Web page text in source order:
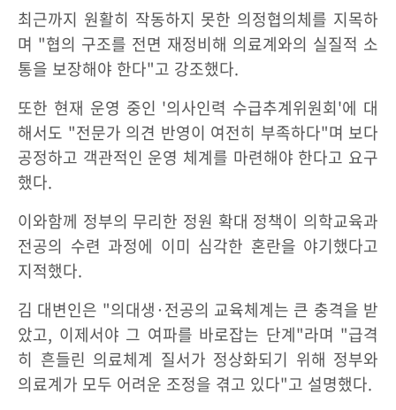
최근까지 원활히 작동하지 못한 의정협의체를 지목하
며 "협의 구조를 전면 재정비해 의료계와의 실질적 소
통을 보장해야 한다"고 강조했다.
또한 현재 운영 중인 '의사인력 수급추계위원회'에 대
해서도 "전문가 의견 반영이 여전히 부족하다"며 보다
공정하고 객관적인 운영 체계를 마련해야 한다고 요구
했다.
이와함께 정부의 무리한 정원 확대 정책이 의학교육과
전공의 수련 과정에 이미 심각한 혼란을 야기했다고
지적했다.
김 대변인은 "의대생·전공의 교육체계는 큰 충격을 받
았고, 이제서야 그 여파를 바로잡는 단계"라며 "급격
히 흔들린 의료체계 질서가 정상화되기 위해 정부와
의료계가 모두 어려운 조정을 겪고 있다"고 설명했다.